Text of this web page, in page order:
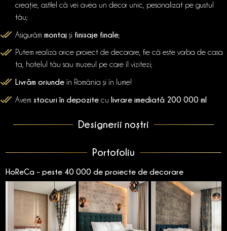
creație, astfel că vei avea un decor unic, pesonalizat pe gustul
tău;
Asigurăm montaj și finisaje finale;
Putem realiza orice proiect de decorare, fie că este vorba de casa
ta, hotelul tău sau muzeul pe care îl vizitezi;
Livrăm oriunde în România și în lume!
Avem stocuri în depozite cu livrare imediată 200 000 ml
Designerii noștri
Portofoliu
HoReCa - peste 40 000 de proiecte de decorare